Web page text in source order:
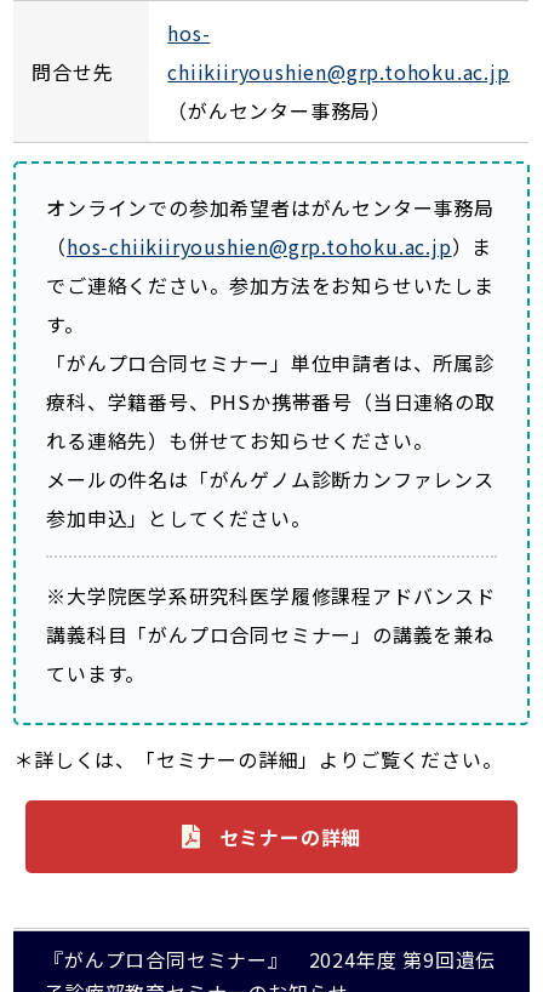
問合せ先
hos-
chiikiiryoushien@grp.tohoku.ac.jp
（がんセンター事務局）
オンラインでの参加希望者はがんセンター事務局
（hos-chiikiiryoushien@grp.tohoku.ac.jp）ま
でご連絡ください。参加方法をお知らせいたしま
す。
「がんプロ合同セミナー」単位申請者は、所属診
療科、学籍番号、PHSか携帯番号（当日連絡の取
れる連絡先）も併せてお知らせください。
メールの件名は「がんゲノム診断カンファレンス
参加申込」としてください。
※大学院医学系研究科医学履修課程アドバンスド
講義科目「がんプロ合同セミナー」の講義を兼ね
ています。
＊詳しくは、「セミナーの詳細」よりご覧ください。
セミナーの詳細
『がんプロ合同セミナー』 2024年度 第9回遺伝